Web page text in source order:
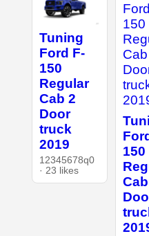
Tuning
Ford F-
150
Regular
Cab 2
Door
truck
2019
12345678q0
· 23 likes
150